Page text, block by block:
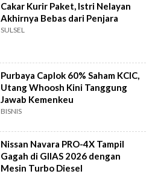
Cakar Kurir Paket, Istri Nelayan
Akhirnya Bebas dari Penjara
SULSEL
Purbaya Caplok 60% Saham KCIC,
Utang Whoosh Kini Tanggung
Jawab Kemenkeu
BISNIS
Nissan Navara PRO-4X Tampil
Gagah di GIIAS 2026 dengan
Mesin Turbo Diesel